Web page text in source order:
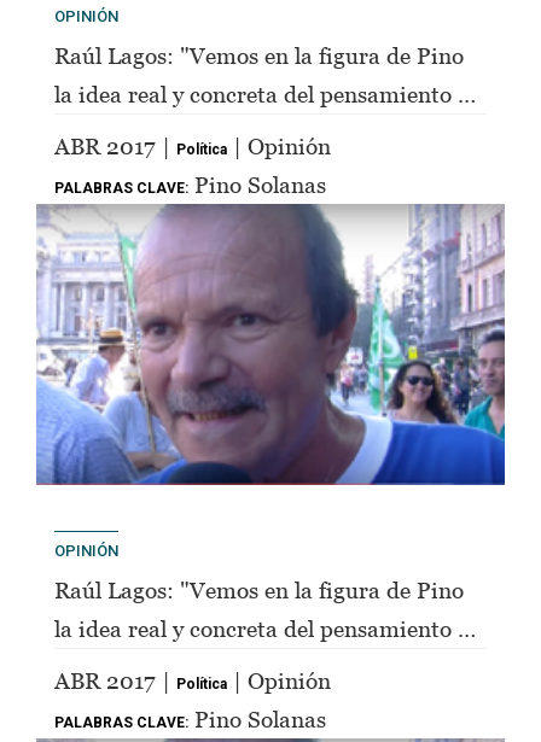
OPINIÓN
Raúl Lagos: "Vemos en la figura de Pino
la idea real y concreta del pensamiento de
ABR 2017 | Política | Opinión
PALABRAS CLAVE: Pino Solanas
OPINIÓN
Raúl Lagos: "Vemos en la figura de Pino
la idea real y concreta del pensamiento de
Perón"
ABR 2017 | Política | Opinión
PALABRAS CLAVE: Pino Solanas